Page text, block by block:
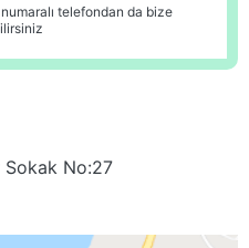
numaralı telefondan da bize
Sokak No:27